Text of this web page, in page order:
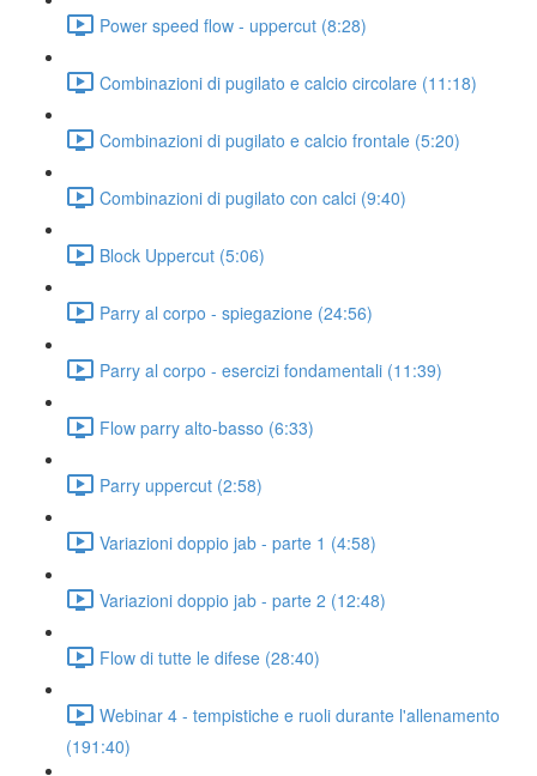
Power speed flow - uppercut (8:28)
Combinazioni di pugilato e calcio circolare (11:18)
Combinazioni di pugilato e calcio frontale (5:20)
Combinazioni di pugilato con calci (9:40)
Block Uppercut (5:06)
Parry al corpo - spiegazione (24:56)
Parry al corpo - esercizi fondamentali (11:39)
Flow parry alto-basso (6:33)
Parry uppercut (2:58)
Variazioni doppio jab - parte 1 (4:58)
Variazioni doppio jab - parte 2 (12:48)
Flow di tutte le difese (28:40)
Webinar 4 - tempistiche e ruoli durante l'allenamento
(191:40)